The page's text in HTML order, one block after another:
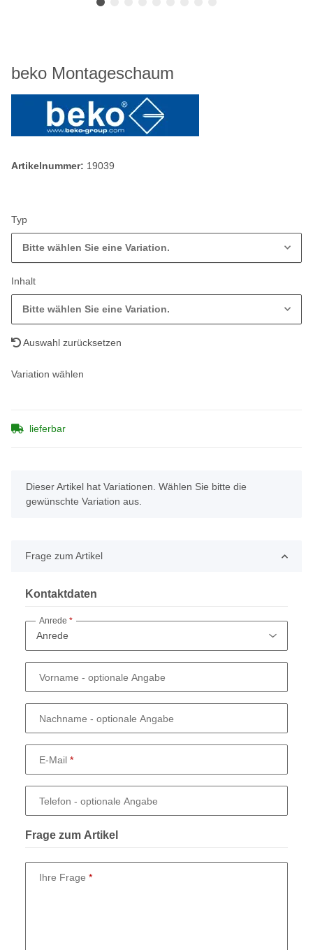
beko Montageschaum
Artikelnummer: 19039
Typ
Bitte wählen Sie eine Variation.
Inhalt
Bitte wählen Sie eine Variation.
Auswahl zurücksetzen
Variation wählen
lieferbar
x
Dieser Artikel hat Variationen. Wählen Sie bitte die
gewünschte Variation aus.
Frage zum Artikel
Kontaktdaten
Anrede
Vorname - optionale Angabe
Nachname - optionale Angabe
E-Mail
Telefon - optionale Angabe
Frage zum Artikel
Ihre Frage